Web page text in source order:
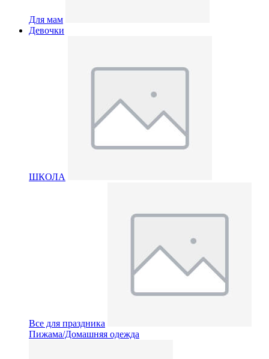
Для мам
Девочки
ШКОЛА
Все для праздника
Пижама/Домашняя одежда